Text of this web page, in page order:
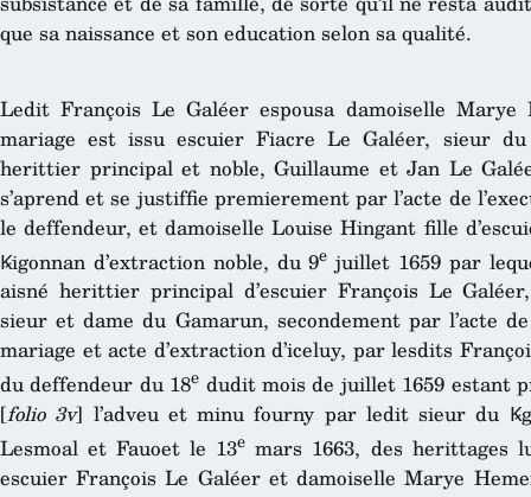
que sa naissance et son education selon sa qualité.
Ledit François Le Galéer espousa damoiselle Marye
mariage est issu escuier Fiacre Le Galéer, sieur
herittier principal et noble, Guillaume et Jan Le
s’aprend et se justiffie premierement par l’acte de
le deffendeur, et damoiselle Louise Hingant fille
Ꝃigonnan d’extraction noble, du 9e juillet 1659 par
aisné herittier principal d’escuier François Le
sieur et dame du Gamarun, secondement par l’acte
mariage et acte d’extraction d’iceluy, par lesdits
du deffendeur du 18e dudit mois de juillet 1659 estant
[folio 3v] l’adveu et minu fourny par ledit sieur du
Lesmoal et Fauoet le 13e mars 1663, des herittages
escuier François Le Galéer et damoiselle Marye